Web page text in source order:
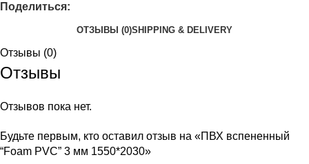
Поделиться:
ОТЗЫВЫ (0)SHIPPING & DELIVERY
Отзывы (0)
Отзывы
Отзывов пока нет.
Будьте первым, кто оставил отзыв на «ПВХ вспененный
“Foam PVC” 3 мм 1550*2030»